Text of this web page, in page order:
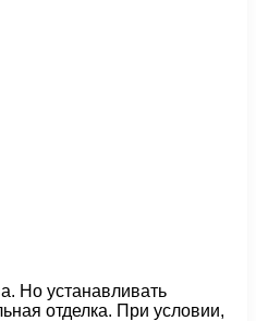
Но устанавливать
отделка. При условии,